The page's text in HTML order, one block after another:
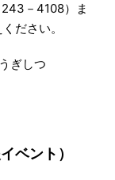
－4108）ま
ださい。
ぎしつ
ベント）